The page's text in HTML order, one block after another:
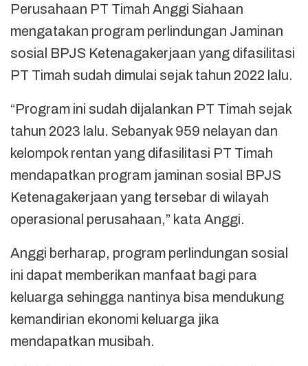
Perusahaan PT Timah Anggi Siahaan
mengatakan program perlindungan Jaminan
sosial BPJS Ketenagakerjaan yang difasilitasi
PT Timah sudah dimulai sejak tahun 2022 lalu.
“Program ini sudah dijalankan PT Timah sejak
tahun 2023 lalu. Sebanyak 959 nelayan dan
kelompok rentan yang difasilitasi PT Timah
mendapatkan program jaminan sosial BPJS
Ketenagakerjaan yang tersebar di wilayah
operasional perusahaan,” kata Anggi.
Anggi berharap, program perlindungan sosial
ini dapat memberikan manfaat bagi para
keluarga sehingga nantinya bisa mendukung
kemandirian ekonomi keluarga jika
mendapatkan musibah.